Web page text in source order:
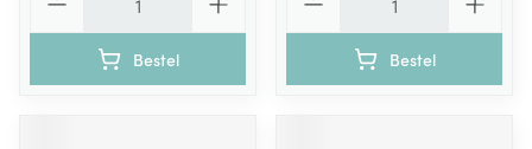
Bestel Bestel